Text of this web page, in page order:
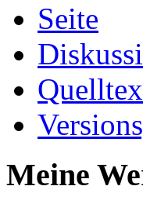
Seite
Meine